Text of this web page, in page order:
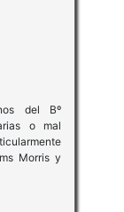
del Bº
o mal
Morris y